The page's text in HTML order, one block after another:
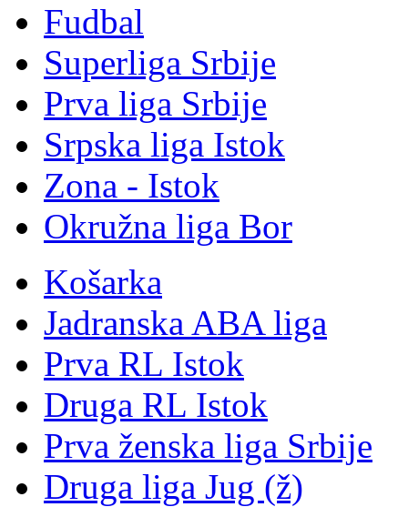
Fudbal
Superliga Srbije
Prva liga Srbije
Srpska liga Istok
Zona - Istok
Okružna liga Bor
Košarka
Jadranska ABA liga
Prva RL Istok
Druga RL Istok
Prva ženska liga Srbije
Druga liga Jug (ž)